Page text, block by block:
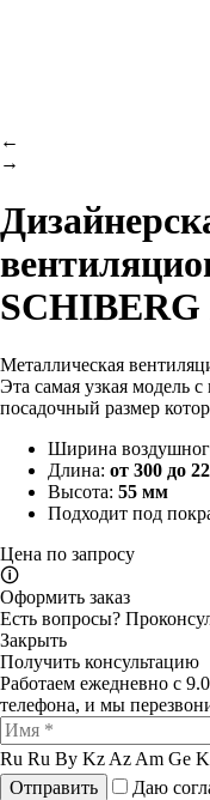
←
→
Металлическая
Эта самая узкая модель
посадочный размер
Ширина
Длина: от 300 до
Высота: 55 мм
Подходит под
Цена по запросу
🛈
Оформить заказ
Есть вопросы?
Закрыть
Получить консультацию
Работаем ежедневно с
телефона, и мы
Ru Ru By Kz Az Am Ge
Отправить
Даю